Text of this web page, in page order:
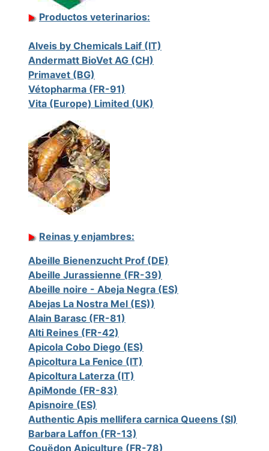
Productos veterinarios:
Alveis by Chemicals Laif (IT)
Andermatt BioVet AG (CH)
Primavet (BG)
Vétopharma (FR-91)
Vita (Europe) Limited (UK)
Reinas y enjambres:
Abeille Bienenzucht Prof (DE)
Abeille Jurassienne (FR-39)
Abeille noire - Abeja Negra (ES)
Abejas La Nostra Mel (ES))
Alain Barasc (FR-81)
Alti Reines (FR-42)
Apicola Cobo Diego (ES)
Apicoltura La Fenice (IT)
Apicoltura Laterza (IT)
ApiMonde (FR-83)
Apisnoire (ES)
Authentic Apis mellifera carnica Queens (SI)
Barbara Laffon (FR-13)
Couëdon Apiculture (FR-78)